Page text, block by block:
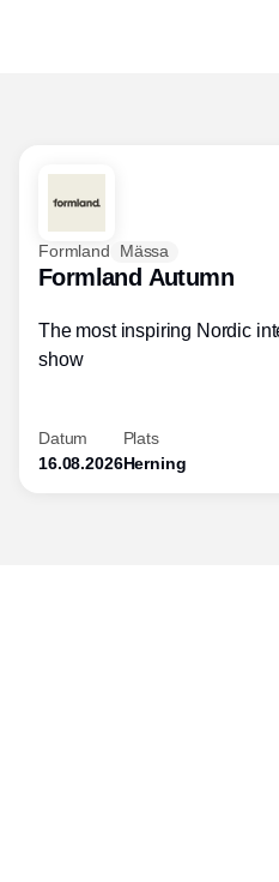
Formland Mässa
Formland Autumn
The most inspiring Nordic
show
Datum
16.08.2026
Plats
Herning